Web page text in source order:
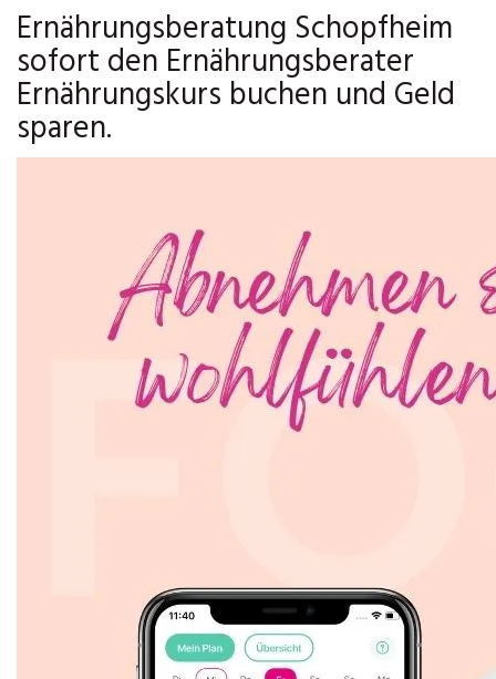
Ernährungsberatung Schopfheim
sofort den Ernährungsberater
Ernährungskurs buchen und Geld
sparen.